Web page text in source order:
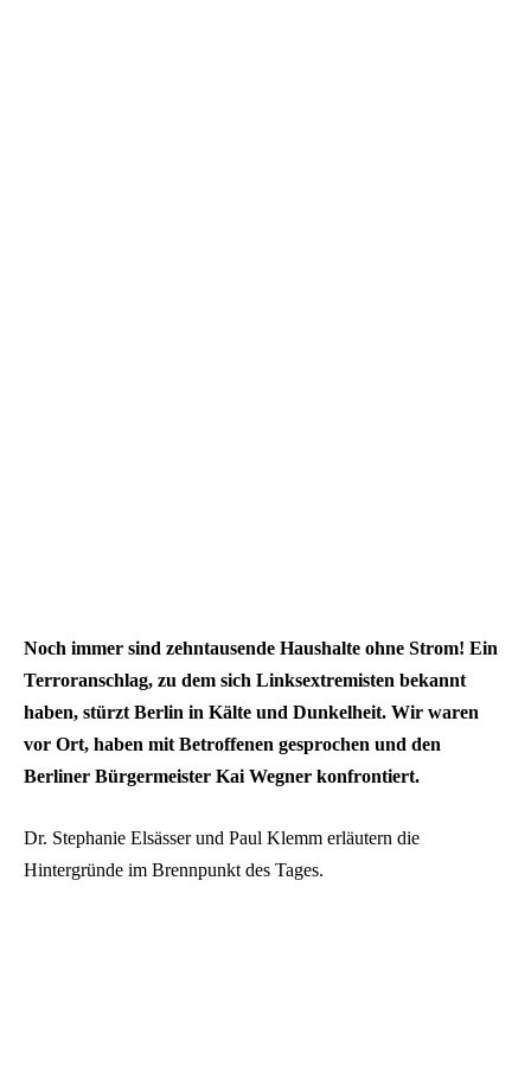
Noch immer sind zehntausende Haushalte ohne Strom! Ein
Terroranschlag, zu dem sich Linksextremisten bekannt
haben, stürzt Berlin in Kälte und Dunkelheit. Wir waren
vor Ort, haben mit Betroffenen gesprochen und den
Berliner Bürgermeister Kai Wegner konfrontiert.
Dr. Stephanie Elsässer und Paul Klemm erläutern die
Hintergründe im Brennpunkt des Tages.